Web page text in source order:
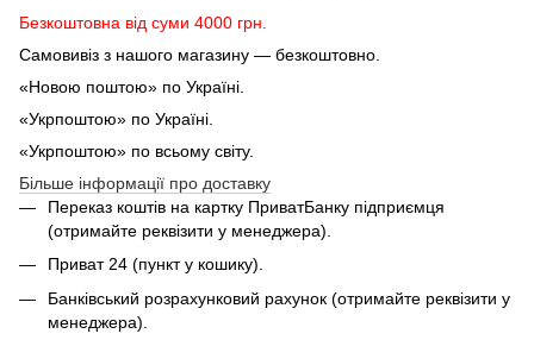
Безкоштовна від суми 4000 грн.
Самовивіз з нашого магазину — безкоштовно.
«Новою поштою» по Україні.
«Укрпоштою» по Україні.
«Укрпоштою» по всьому світу.
Більше інформації про доставку
Переказ коштів на картку ПриватБанку підприємця
(отримайте реквізити у менеджера).
Приват 24 (пункт у кошику).
Банківський розрахунковий рахунок (отримайте реквізити у
менеджера).